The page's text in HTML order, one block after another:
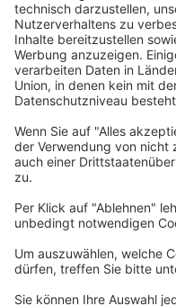
Allgemeine
Widerrufsbelehrung
Datenschutzerklärung
Impressum
Newsletter
Per E-Mail informieren wir
Zum Newsletter anmelden
vhs Post